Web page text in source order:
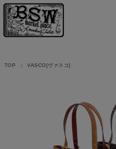
TOP VASCO[ヴァスコ]